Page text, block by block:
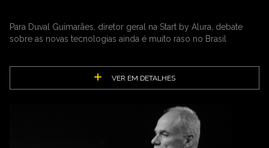
Para Duval Guimarães, diretor geral na Start by Alura, debate
sobre as novas tecnologias ainda é muito raso no Brasil
VER EM DETALHES